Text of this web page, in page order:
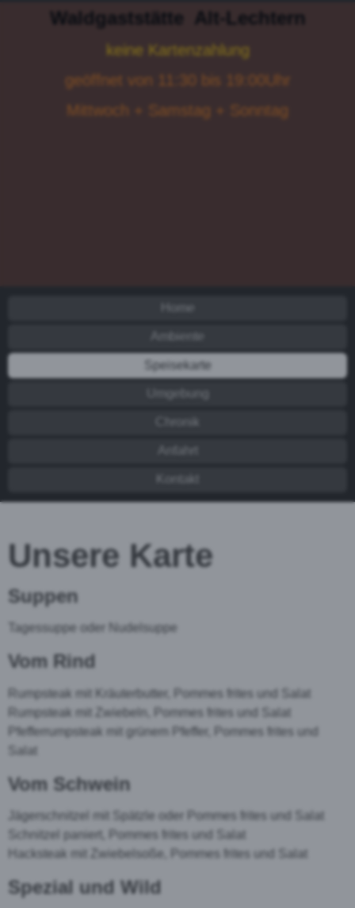
Waldgaststätte Alt-Lechtern
keine Kartenzahlung
geöffnet von 11:30 bis 19:00Uhr
Mittwoch + Samstag + Sonntag
Home
Speisekarte
Umgebung
Unsere Karte
Suppen
Tagessuppe oder Nudelsuppe
Vom Rind
Rumpsteak mit Kräuterbutter, Pommes frites und Salat
Rumpsteak mit Zwiebeln, Pommes frites und Salat
Pfefferrumpsteak mit grünem Pfeffer, Pommes frites und
Salat
Vom Schwein
Jägerschnitzel mit Spätzle oder Pommes frites und Salat
Schnitzel paniert, Pommes frites und Salat
Hacksteak mit Zwiebelsoße, Pommes frites und Salat
Spezial und Wild